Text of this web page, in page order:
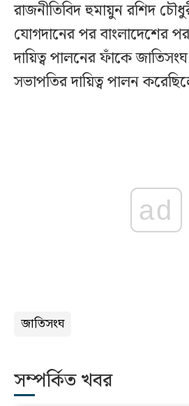
রাজনীতিবিদ হুমায়ুন রশিদ
যোগদানের পর বাংলাদেশের
দায়িত্ব পালনের ফাঁকে
সভাপতির দায়িত্ব পালন
ad
জাতিসংঘ
সম্পর্কিত খবর